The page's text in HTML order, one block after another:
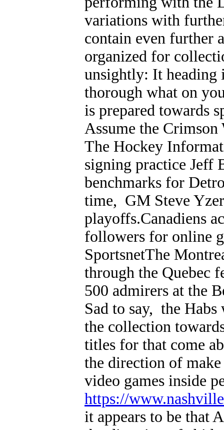
variations with
contain even further
organized for
unsightly: It heading
thorough what on
is prepared towards
Assume the
The Hockey
signing practice Jeff
benchmarks for
time, GM Steve
playoffs.Canadiens
followers for online
SportsnetThe
through the Quebec
500 admirers at the
Sad to say, the
the collection
titles for that come
the direction of
video games inside
https://
it appears to be that